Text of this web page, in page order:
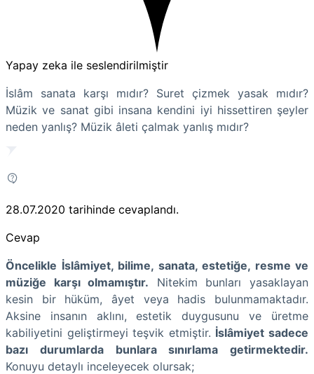
Yapay zeka ile seslendirilmiştir
İslâm sanata karşı mıdır? Suret çizmek yasak mıdır?
Müzik ve sanat gibi insana kendini iyi hissettiren şeyler
neden yanlış? Müzik âleti çalmak yanlış mıdır?
28.07.2020 tarihinde cevaplandı.
Cevap
Öncelikle İslâmiyet, bilime, sanata, estetiğe, resme ve
müziğe karşı olmamıştır. Nitekim bunları yasaklayan
kesin bir hüküm, âyet veya hadis bulunmamaktadır.
Aksine insanın aklını, estetik duygusunu ve üretme
kabiliyetini geliştirmeyi teşvik etmiştir. İslâmiyet sadece
bazı durumlarda bunlara sınırlama getirmektedir.
Konuyu detaylı inceleyecek olursak;